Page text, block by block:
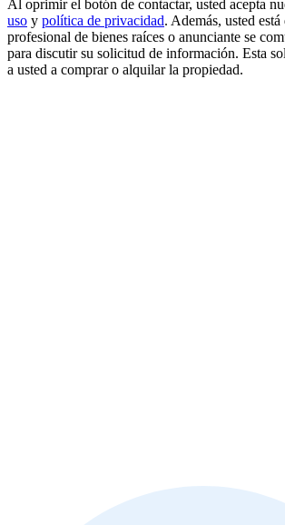
Al oprimir el botón de contactar, usted acepta
uso y política de privacidad. Además, usted
profesional de bienes raíces o anunciante se
para discutir su solicitud de información. Esta
a usted a comprar o alquilar la propiedad.